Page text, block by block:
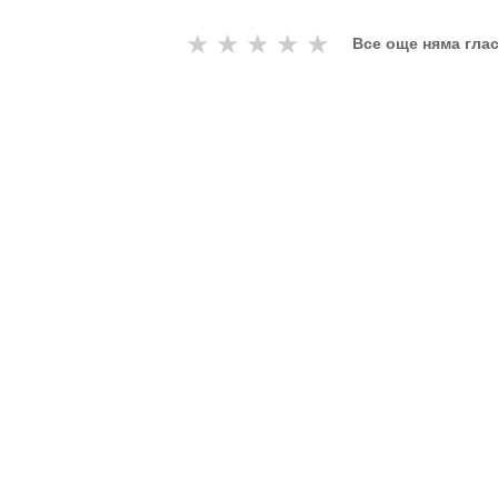
★
★
★
★
★ Все още няма
Бързо и качествено с